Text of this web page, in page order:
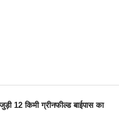
12 किमी ग्रीनफील्ड बाईपास का